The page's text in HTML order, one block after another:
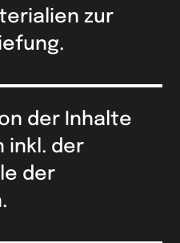
zur
der Inhalte
inkl. der
der